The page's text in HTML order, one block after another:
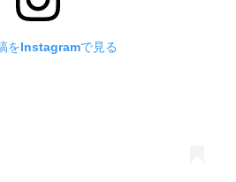
をInstagramで見る